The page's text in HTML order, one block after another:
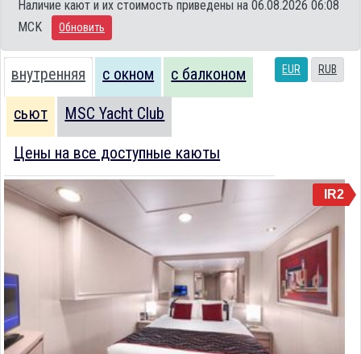
Наличие кают и их стоимость приведены на 06.08.2026 06:08
MCK
Обновить
EUR RUB
внутренняя с окном с балконом
сьют MSC Yacht Club
Цены на все доступные каюты
IR2